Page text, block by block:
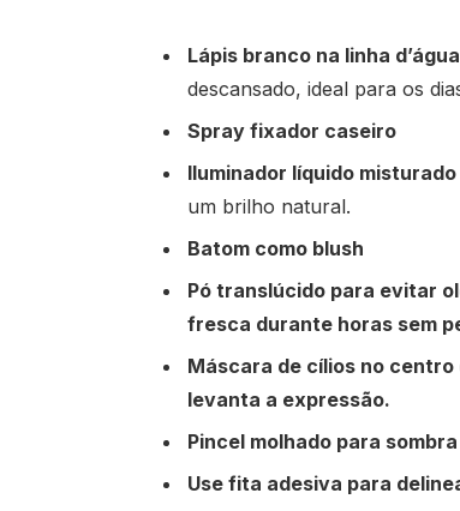
Lápis branco na linha d’água
descansado, ideal para os
Spray fixador caseiro
Iluminador líquido
um brilho natural.
Batom como blush
Pó translúcido para evitar
fresca durante horas sem
Máscara de cílios no centro
levanta a expressão.
Pincel molhado para
Use fita adesiva para